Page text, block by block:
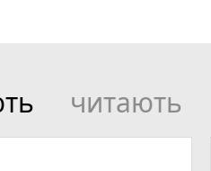
читають